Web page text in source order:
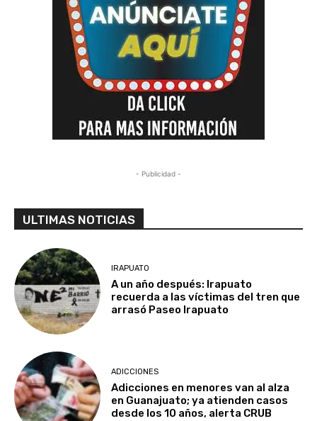
- Publicidad -
ULTIMAS NOTICIAS
IRAPUATO
A un año después: Irapuato
recuerda a las víctimas del tren que
arrasó Paseo Irapuato
ADICCIONES
Adicciones en menores van al alza
en Guanajuato; ya atienden casos
desde los 10 años, alerta CRUB